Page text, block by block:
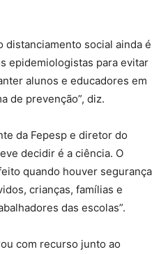
distanciamento social ainda é
epidemiologistas para evitar
alunos e educadores em
de prevenção”, diz.
da Fepesp e diretor do
decidir é a ciência. O
quando houver segurança
crianças, famílias e
das escolas”.
com recurso junto ao